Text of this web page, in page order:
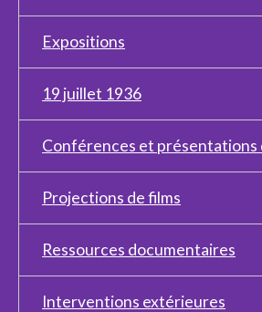
Expositions
19 juillet 1936
Conférences et présentations
Projections de films
Ressources documentaires
Interventions extérieures